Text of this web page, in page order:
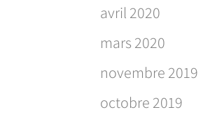
avril 2020
mars 2020
novembre 2019
octobre 2019